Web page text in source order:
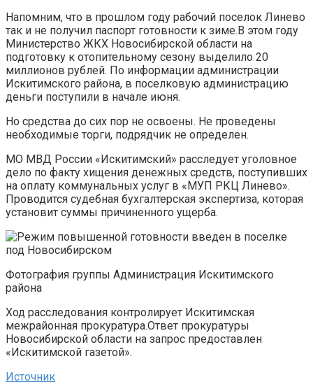
Напомним, что в прошлом году рабочий поселок Линево
так и не получил паспорт готовности к зиме.В этом году
Министерство ЖКХ Новосибирской области на
подготовку к отопительному сезону выделило 20
миллионов рублей. По информации администрации
Искитимского района, в поселковую администрацию
деньги поступили в начале июня.
Но средства до сих пор не освоены. Не проведены
необходимые торги, подрядчик не определен.
МО МВД России «Искитимский» расследует уголовное
дело по факту хищения денежных средств, поступивших
на оплату коммунальных услуг в «МУП РКЦ Линево».
Проводится судебная бухгалтерская экспертиза, которая
установит суммы причиненного ущерба.
Фотография группы Администрация Искитимского
района
Ход расследования контролирует Искитимская
межрайонная прокуратура.Ответ прокуратуры
Новосибирской области на запрос предоставлен
«Искитимской газетой».
Источник